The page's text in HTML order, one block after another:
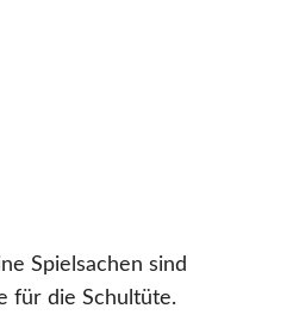
Spielsachen sind
für die Schultüte.